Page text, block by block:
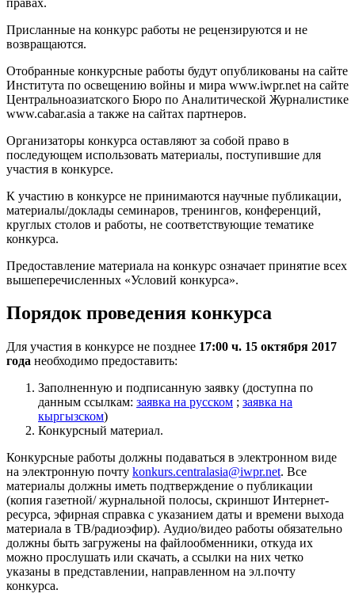
Присланные на конкурс работы не рецензируются и не
возвращаются.
Отобранные конкурсные работы будут опубликованы на сайте
Института по освещению войны и мира www.iwpr.net на сайте
Центральноазиатского Бюро по Аналитической Журналистике
www.cabar.asia а также на сайтах партнеров.
Организаторы конкурса оставляют за собой право в
последующем использовать материалы, поступившие для
участия в конкурсе.
К участию в конкурсе не принимаются научные публикации,
материалы/доклады семинаров, тренингов, конференций,
круглых столов и работы, не соответствующие тематике
конкурса.
Предоставление материала на конкурс означает принятие всех
вышеперечисленных «Условий конкурса».
Порядок проведения конкурса
Для участия в конкурсе не позднее 17:00 ч. 15 октября 2017
года необходимо предоставить:
Заполненную и подписанную заявку (доступна по
данным ссылкам: заявка на русском ; заявка на
кыргызском)
Конкурсный материал.
Конкурсные работы должны подаваться в электронном виде
на электронную почту konkurs.centralasia@iwpr.net. Все
материалы должны иметь подтверждение о публикации
(копия газетной/ журнальной полосы, скриншот Интернет-
ресурса, эфирная справка с указанием даты и времени выхода
материала в ТВ/радиоэфир). Аудио/видео работы обязательно
должны быть загружены на файлообменники, откуда их
можно прослушать или скачать, а ссылки на них четко
указаны в представлении, направленном на эл.почту
конкурса.